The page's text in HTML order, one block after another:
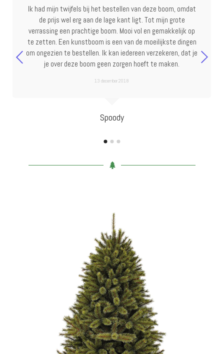
Spoody
Ik had mijn twijfels bij het bestellen van deze boom, omdat
de prijs wel erg aan de lage kant ligt. Tot mijn grote
verrassing een prachtige boom. Mooi vol en gemakkelijk op
te zetten. Een kunstboom is een van de moeilijkste dingen
om ongezien te bestellen. Ik kan iedereen verzekeren, dat je
je over deze boom geen zorgen hoeft te maken.
13 december 2018